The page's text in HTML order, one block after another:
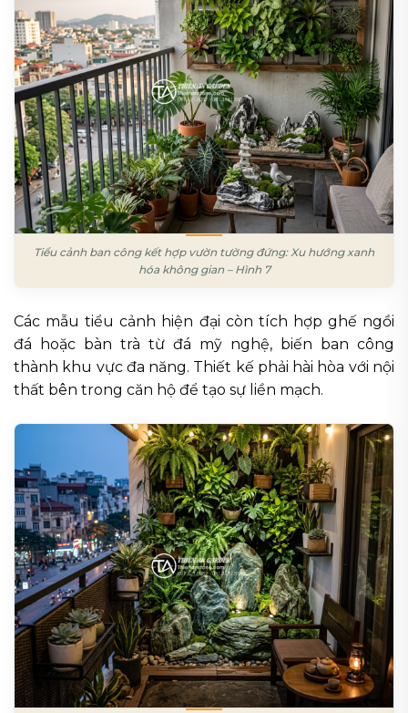
Tiểu cảnh ban công kết hợp vườn tường đứng: Xu hướng xanh
hóa không gian – Hình 7
Các mẫu tiểu cảnh hiện đại còn tích hợp ghế ngồi
đá hoặc bàn trà từ đá mỹ nghệ, biến ban công
thành khu vực đa năng. Thiết kế phải hài hòa với nội
thất bên trong căn hộ để tạo sự liền mạch.